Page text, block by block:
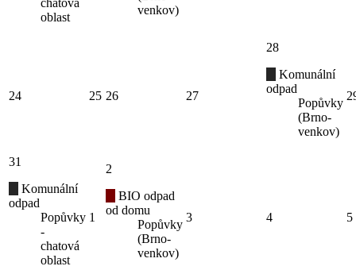
oblast
venkov)
24 25 26 27
28
Komunální
odpad
Popůvky
(Brno-
venkov)
31
Komunální
odpad
Popůvky
-
chatová
oblast
1
2
BIO odpad
od domu
Popůvky
(Brno-
venkov)
3 4 5